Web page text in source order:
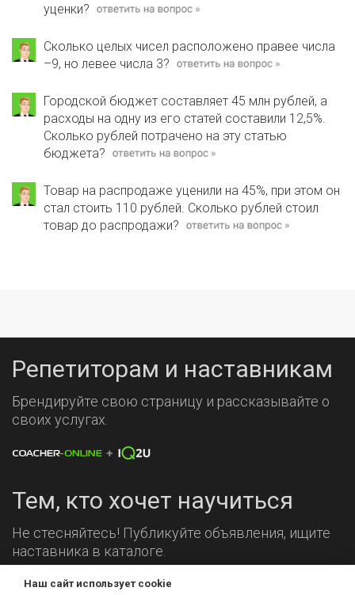
уценки?
Сколько целых чисел расположено правее числа
–9, но левее числа 3?
Городской бюджет составляет 45 млн рублей, а
расходы на одну из его статей составили 12,5%.
Сколько рублей потрачено на эту статью
бюджета?
Товар на распродаже уценили на 45%, при этом он
стал стоить 110 рублей. Сколько рублей стоил
товар до распродажи?
Репетиторам и наставникам
Брендируйте свою страницу и рассказывайте о
своих услугах.
Тем, кто хочет научиться
Не стесняйтесь! Публикуйте объявления, ищите
наставника в каталоге.
Наш сайт использует cookie